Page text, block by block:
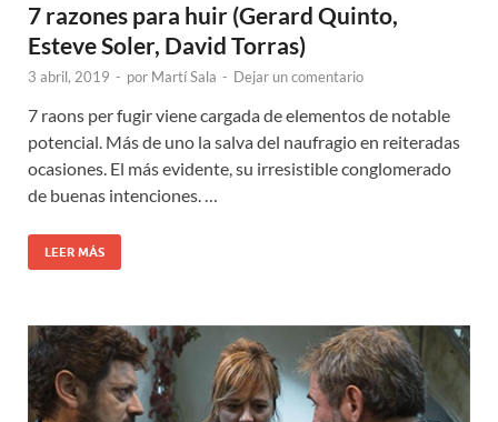
7 razones para huir (Gerard Quinto,
Esteve Soler, David Torras)
3 abril, 2019 - por Martí Sala - Dejar un comentario
7 raons per fugir viene cargada de elementos de notable
potencial. Más de uno la salva del naufragio en reiteradas
ocasiones. El más evidente, su irresistible conglomerado
de buenas intenciones. …
LEER MÁS